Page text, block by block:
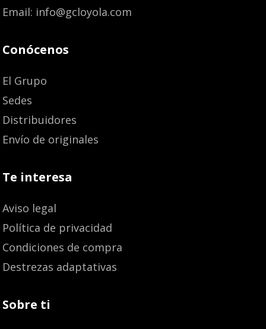
Email: info@gcloyola.com
Conócenos
El Grupo
Sedes
Distribuidores
Envío de originales
Te interesa
Aviso legal
Política de privacidad
Condiciones de compra
Destrezas adaptativas
Sobre ti